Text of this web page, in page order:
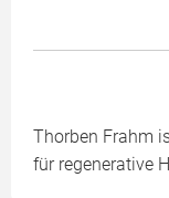
Thorben Frahm
für regenerative